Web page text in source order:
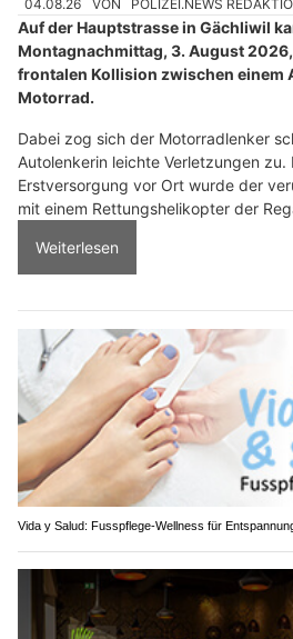
04.08.26 VON POLIZEI.NEWS
Auf der Hauptstrasse in Gächliwil
Montagnachmittag, 3. August
frontalen Kollision zwischen einem
Motorrad.
Dabei zog sich der Motorradlenker
Autolenkerin leichte Verletzungen
Erstversorgung vor Ort wurde der
mit einem Rettungshelikopter der
Weiterlesen
Vida y Salud: Fusspflege-Wellness für